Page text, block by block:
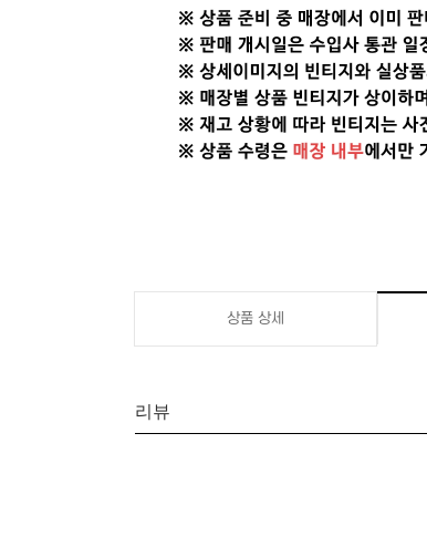
상품 상세
리뷰